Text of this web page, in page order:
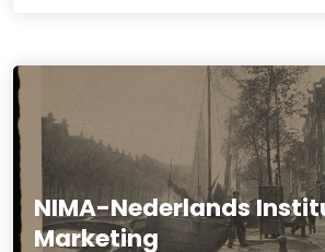
NIMA-Nederlands
Marketing